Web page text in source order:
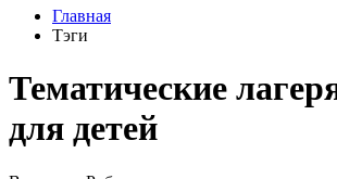
Главная
Тэги
Тематические
для детей